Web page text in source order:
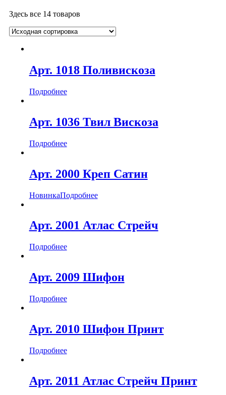
Здесь все 14 товаров
Арт. 1018 Поливискоза
Подробнее
Арт. 1036 Твил Вискоза
Подробнее
Арт. 2000 Креп Сатин
НовинкаПодробнее
Арт. 2001 Атлас Стрейч
Подробнее
Арт. 2009 Шифон
Подробнее
Арт. 2010 Шифон Принт
Подробнее
Арт. 2011 Атлас Стрейч Принт